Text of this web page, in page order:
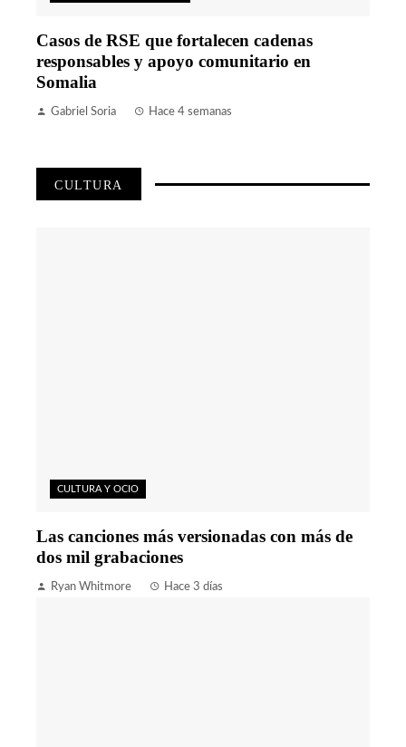
Casos de RSE que fortalecen cadenas
responsables y apoyo comunitario en
Somalia
Gabriel Soria Hace 4 semanas
CULTURA
CULTURA Y OCIO
Las canciones más versionadas con más de
dos mil grabaciones
Ryan Whitmore Hace 3 días